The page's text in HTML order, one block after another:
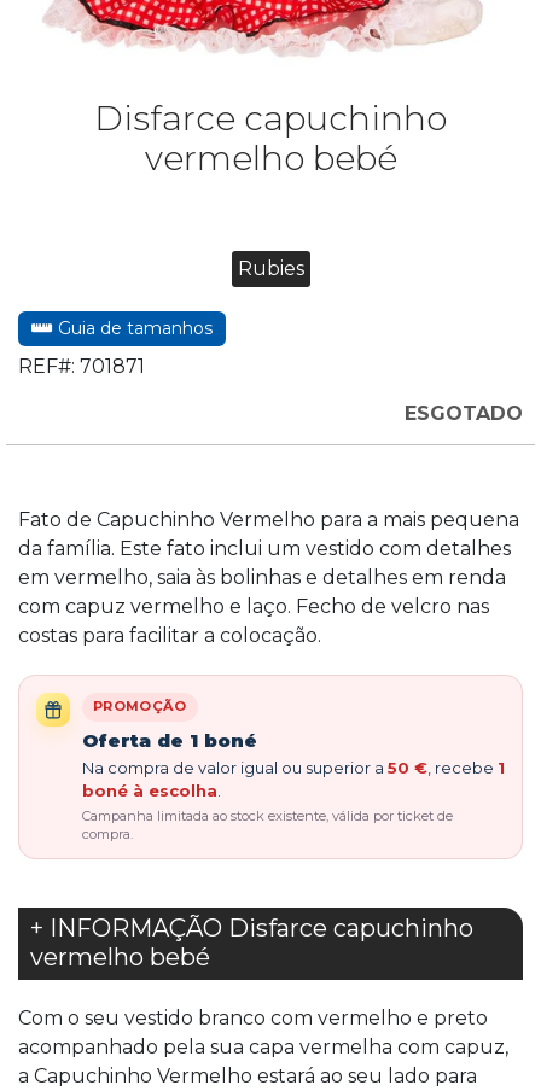
Disfarce capuchinho
vermelho bebé
Rubies
Guia de tamanhos
REF#: 701871
ESGOTADO
Fato de Capuchinho Vermelho para a mais pequena
da família. Este fato inclui um vestido com detalhes
em vermelho, saia às bolinhas e detalhes em renda
com capuz vermelho e laço. Fecho de velcro nas
costas para facilitar a colocação.
PROMOÇÃO
Oferta de 1 boné
Na compra de valor igual ou superior a 50 € , recebe 1
boné à escolha
Campanha limitada ao stock existente, válida por ticket de
compra.
+ INFORMAÇÃO Disfarce capuchinho
vermelho bebé
Com o seu vestido branco com vermelho e preto
acompanhado pela sua capa vermelha com capuz,
a Capuchinho Vermelho estará ao seu lado para